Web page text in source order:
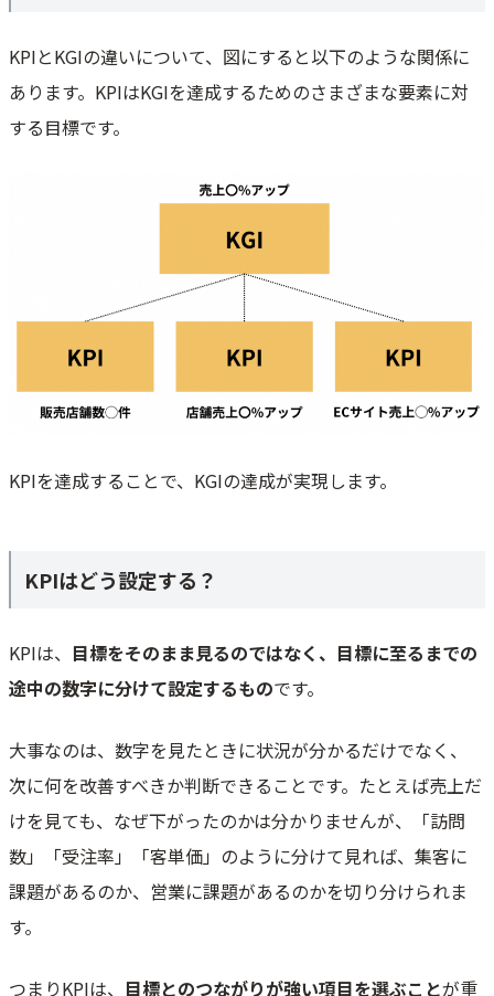
KPIとKGIの違いについて、図にすると以下のような関係に
あります。KPIはKGIを達成するためのさまざまな要素に対
する目標です。
KPIを達成することで、KGIの達成が実現します。
KPIはどう設定する？
KPIは、 目標をそのまま見るのではなく、目標に至るまでの
途中の数字に分けて設定するものです。
大事なのは、数字を見たときに状況が分かるだけでなく、
次に何を改善すべきか判断できることです。たとえば売上だ
けを見ても、なぜ下がったのかは分かりませんが、「訪問
数」「受注率」「客単価」のように分けて見れば、集客に
課題があるのか、営業に課題があるのかを切り分けられま
す。
つまりKPIは、 目標とのつながりが強い項目を選ぶことが重